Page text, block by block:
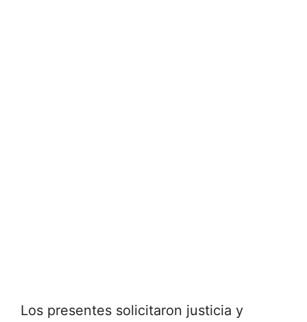
Los presentes solicitaron justicia y